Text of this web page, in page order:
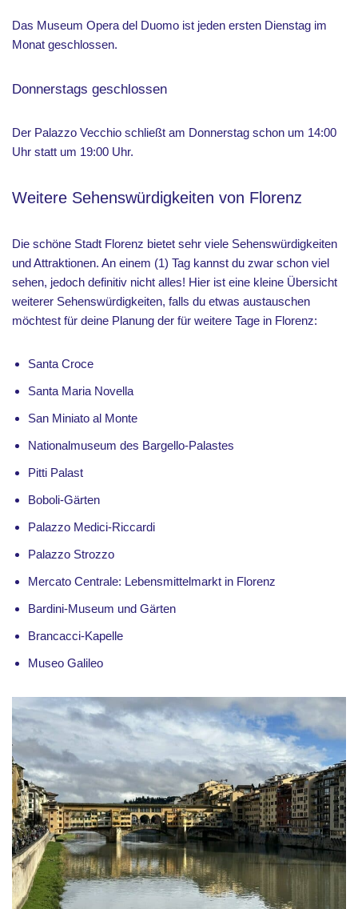
Das Museum Opera del Duomo ist jeden ersten Dienstag im
Monat geschlossen.
Donnerstags geschlossen
Der Palazzo Vecchio schließt am Donnerstag schon um 14:00
Uhr statt um 19:00 Uhr.
Weitere Sehenswürdigkeiten von Florenz
Die schöne Stadt Florenz bietet sehr viele Sehenswürdigkeiten
und Attraktionen. An einem (1) Tag kannst du zwar schon viel
sehen, jedoch definitiv nicht alles! Hier ist eine kleine Übersicht
weiterer Sehenswürdigkeiten, falls du etwas austauschen
möchtest für deine Planung der für weitere Tage in Florenz:
Santa Croce
Santa Maria Novella
San Miniato al Monte
Nationalmuseum des Bargello-Palastes
Pitti Palast
Boboli-Gärten
Palazzo Medici-Riccardi
Palazzo Strozzo
Mercato Centrale: Lebensmittelmarkt in Florenz
Bardini-Museum und Gärten
Brancacci-Kapelle
Museo Galileo